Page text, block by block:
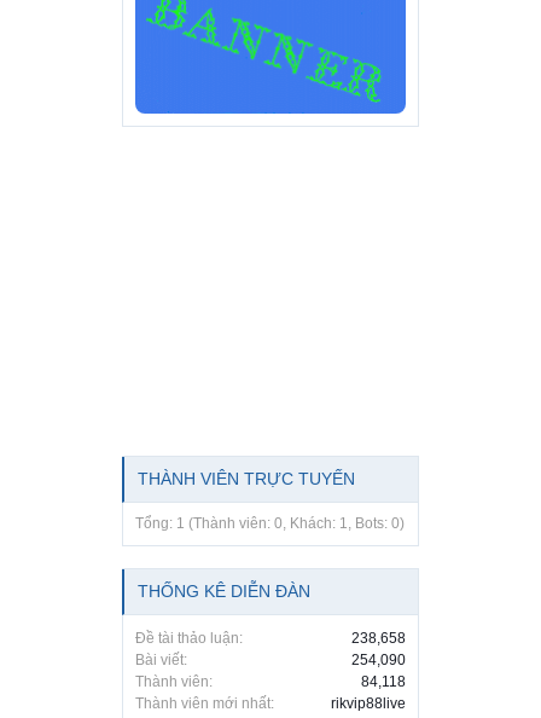
THÀNH VIÊN TRỰC TUYẾN
Tổng: 1 (Thành viên: 0, Khách: 1, Bots: 0)
THỐNG KÊ DIỄN ĐÀN
Đề tài thảo luận:
238,658
Bài viết:
254,090
Thành viên:
84,118
Thành viên mới nhất:
rikvip88live